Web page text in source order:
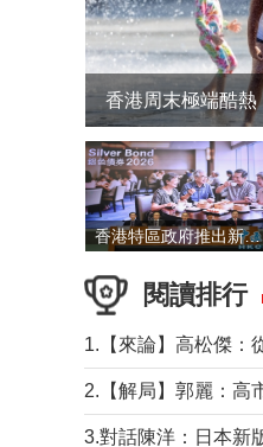
香港周末極端酷
香港特區政府推出新一批銀色債券 每手1萬元保底息4.25厘
閱讀排行